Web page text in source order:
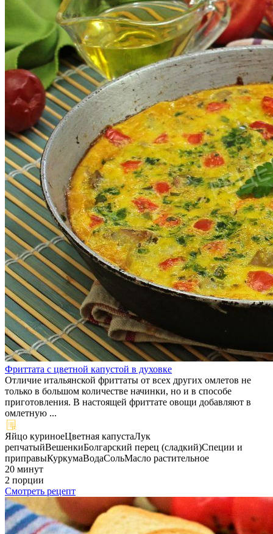
Фриттата с цветной капустой в духовке
Отличие итальянской фриттаты от всех других омлетов не
только в большом количестве начинки, но и в способе
приготовления. В настоящей фриттате овощи добавляют в
омлетную ...
Яйцо куриноеЦветная капустаЛук
репчатыйВешенкиБолгарский перец (сладкий)Специи и
приправыКуркумаВодаСольМасло растительное
20 минут
2 порции
Смотреть рецепт